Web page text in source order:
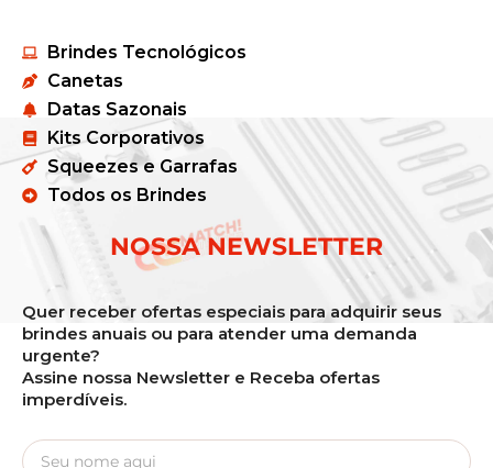
Brindes Tecnológicos
Canetas
Datas Sazonais
Kits Corporativos
Squeezes e Garrafas
Todos os Brindes
NOSSA NEWSLETTER
Quer receber ofertas especiais para adquirir seus
brindes anuais ou para atender uma demanda
urgente?
Assine nossa Newsletter e Receba ofertas
imperdíveis.